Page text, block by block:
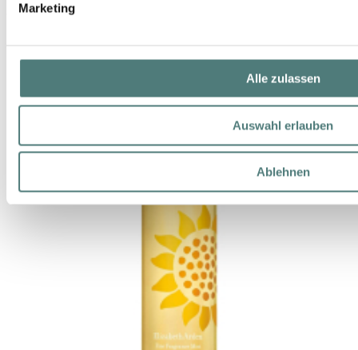
Marketing
Alle zulassen
Auswahl erlauben
Ablehnen
50 ml (199,98 € / 100 ml)